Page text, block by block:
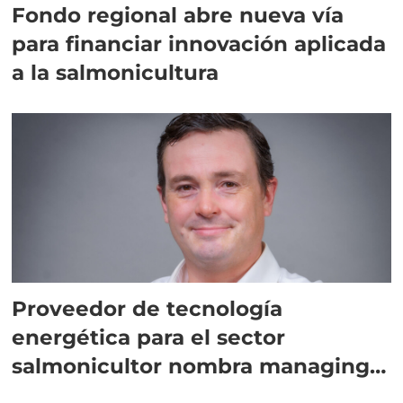
Fondo regional abre nueva vía
para financiar innovación aplicada
a la salmonicultura
Proveedor de tecnología
energética para el sector
salmonicultor nombra managing